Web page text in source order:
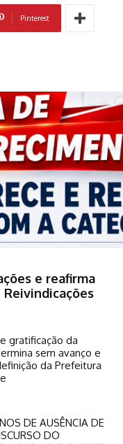
Pinterest
e reafirma
Reivindicações
gratificação da
sem avanço e
da Prefeitura
DE AUSÊNCIA DE
DO